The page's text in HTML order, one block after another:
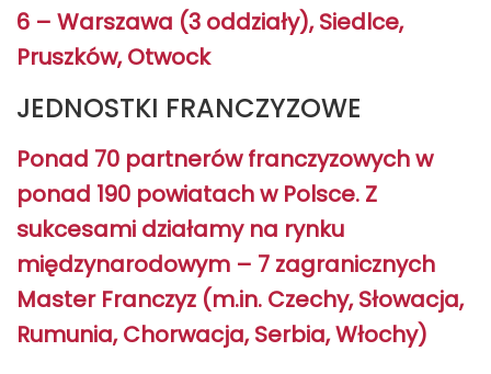
6 – Warszawa (3 oddziały), Siedlce,
Pruszków, Otwock
JEDNOSTKI FRANCZYZOWE
Ponad 70 partnerów franczyzowych w
ponad 190 powiatach w Polsce. Z
sukcesami działamy na rynku
międzynarodowym – 7 zagranicznych
Master Franczyz (m.in. Czechy, Słowacja,
Rumunia, Chorwacja, Serbia, Włochy)